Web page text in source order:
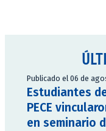
Publicado el 06 de
Estudiantes
PECE
en seminario